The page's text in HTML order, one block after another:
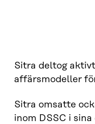
Sitra deltog
affärsmodeller
Sitra omsatte
inom DSSC i